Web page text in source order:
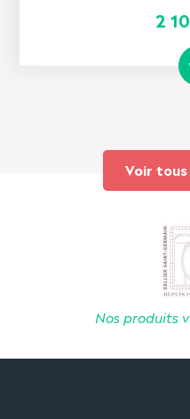
2
Voir
Nos produits